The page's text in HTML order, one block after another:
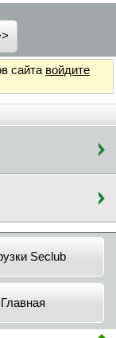
сайта войдите
Seclub
Главная